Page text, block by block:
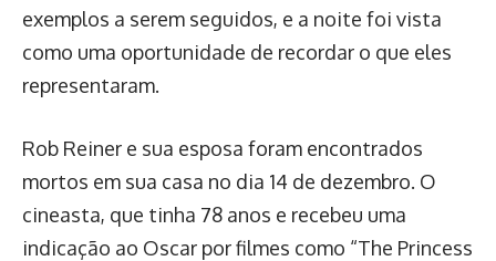
exemplos a serem seguidos, e a noite foi vista
como uma oportunidade de recordar o que eles
representaram.
Rob Reiner e sua esposa foram encontrados
mortos em sua casa no dia 14 de dezembro. O
cineasta, que tinha 78 anos e recebeu uma
indicação ao Oscar por filmes como “The Princess